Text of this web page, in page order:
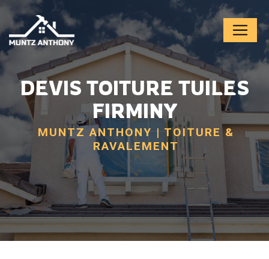
DEVIS TOITURE TUILES
FIRMINY
MUNTZ ANTHONY | TOITURE &
RAVALEMENT
Panneau de gestion des cookies